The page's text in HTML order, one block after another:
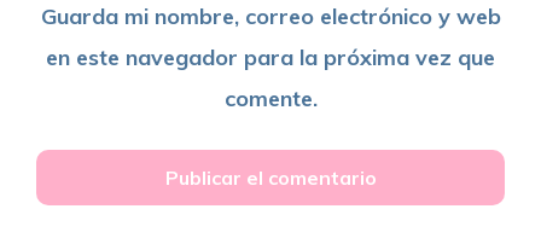
Guarda mi nombre, correo electrónico y web
en este navegador para la próxima vez que
comente.